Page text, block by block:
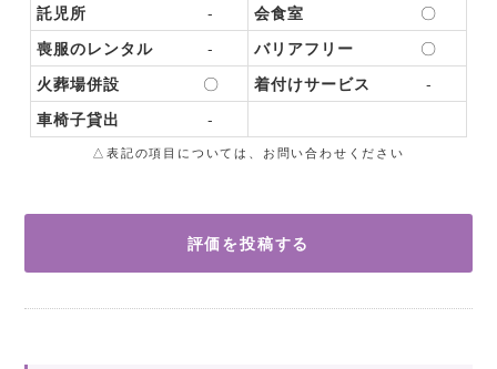
託児所
- 会食室
〇
喪服のレンタル
- バリアフリー
〇
火葬場併設
〇 着付けサービス
-
車椅子貸出
-
△表記の項目については、お問い合わせください
評価を投稿する